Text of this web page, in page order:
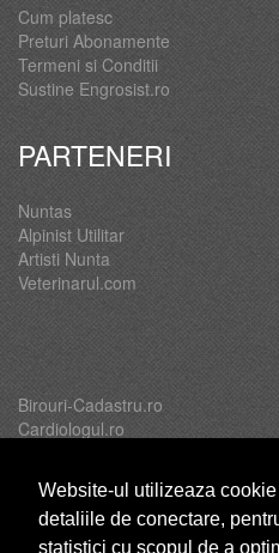
Website-ul utilizeaza
detaliile de conectare,
statistici cu scopul de a
Cum platesc
Preturi Abonamente
Termeni si Conditii
Sustine Engrosist.ro
PARTENERI
Nuntas
Alpinist Utilitar
Artisti Nunta
Veterinarul.com
Birouri-Cadastru.ro
Cardiologul.ro